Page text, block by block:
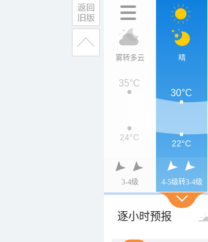
雾转多云
3-4级
晴
4-5级转3-4级
35°C
30°C
24°C
22°C
逐小时预报